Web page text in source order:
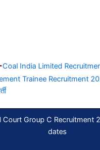
Coal India Limited
Trainee Recruitment
Court Group C Recruitment
dates